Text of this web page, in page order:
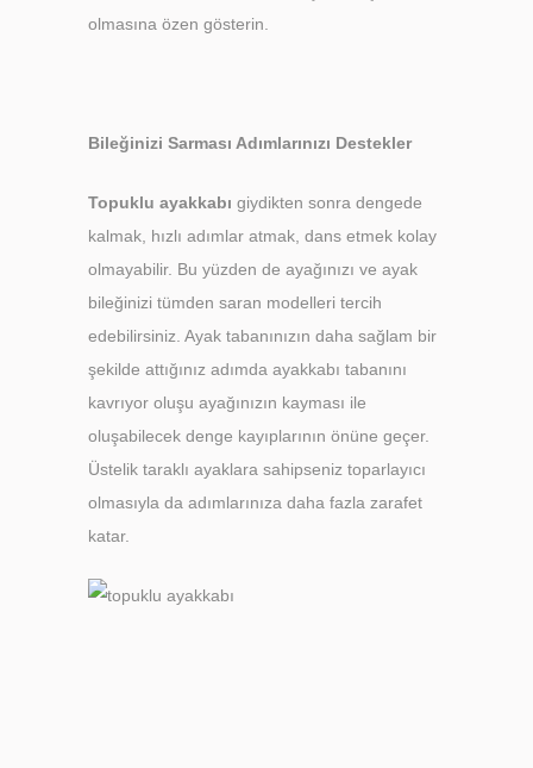
olmasına özen gösterin.
Bileğinizi Sarması Adımlarınızı Destekler
Topuklu ayakkabı giydikten sonra dengede
kalmak, hızlı adımlar atmak, dans etmek kolay
olmayabilir. Bu yüzden de ayağınızı ve ayak
bileğinizi tümden saran modelleri tercih
edebilirsiniz. Ayak tabanınızın daha sağlam bir
şekilde attığınız adımda ayakkabı tabanını
kavrıyor oluşu ayağınızın kayması ile
oluşabilecek denge kayıplarının önüne geçer.
Üstelik taraklı ayaklara sahipseniz toparlayıcı
olmasıyla da adımlarınıza daha fazla zarafet
katar.